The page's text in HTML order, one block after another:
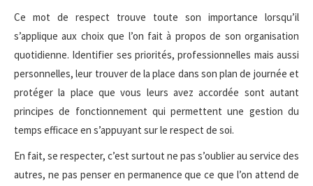
Ce mot de respect trouve toute son importance lorsqu’il
s’applique aux choix que l’on fait à propos de son organisation
quotidienne. Identifier ses priorités, professionnelles mais aussi
personnelles, leur trouver de la place dans son plan de journée et
protéger la place que vous leurs avez accordée sont autant
principes de fonctionnement qui permettent une gestion du
temps efficace en s’appuyant sur le respect de soi.
En fait, se respecter, c’est surtout ne pas s’oublier au service des
autres, ne pas penser en permanence que ce que l’on attend de